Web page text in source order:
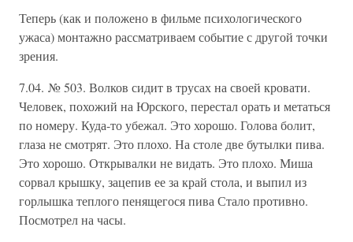
Теперь (как и положено в фильме психологического
ужаса) монтажно рассматриваем событие с другой точки
зрения.
7.04. № 503. Волков сидит в трусах на своей кровати.
Человек, похожий на Юрского, перестал орать и метаться
по номеру. Куда-то убежал. Это хорошо. Голова болит,
глаза не смотрят. Это плохо. На столе две бутылки пива.
Это хорошо. Открывалки не видать. Это плохо. Миша
сорвал крышку, зацепив ее за край стола, и выпил из
горлышка теплого пенящегося пива Стало противно.
Посмотрел на часы.